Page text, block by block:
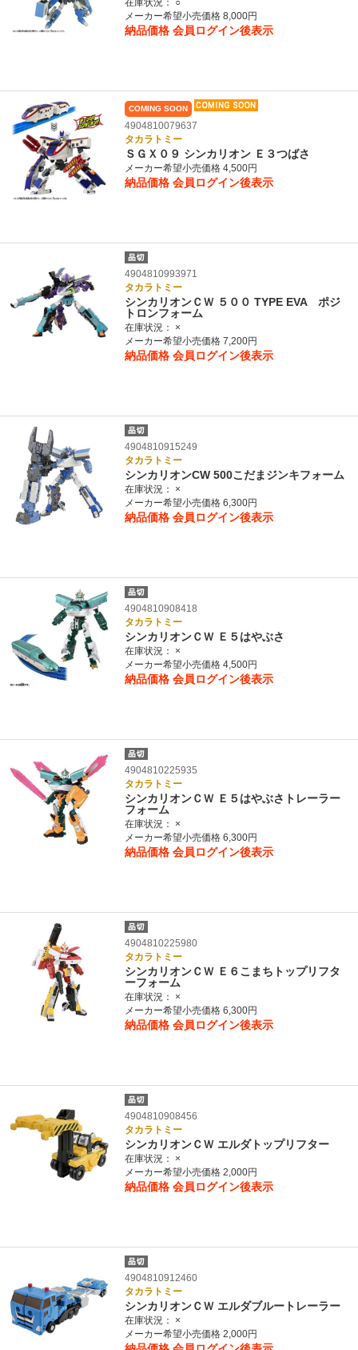
在庫状況：
○
メーカー希望小売価格 8,000円
納品価格 会員ログイン後表示
COMING SOON
4904810079637
タカラトミー
ＳＧＸ０９ シンカリオン Ｅ３つばさ
メーカー希望小売価格 4,500円
納品価格 会員ログイン後表示
4904810993971
タカラトミー
シンカリオンＣＷ ５００ TYPE EVA ポジ
トロンフォーム
在庫状況：
×
メーカー希望小売価格 7,200円
納品価格 会員ログイン後表示
4904810915249
タカラトミー
シンカリオンCW 500こだまジンキフォーム
在庫状況：
×
メーカー希望小売価格 6,300円
納品価格 会員ログイン後表示
4904810908418
タカラトミー
シンカリオンＣＷ Ｅ５はやぶさ
在庫状況：
×
メーカー希望小売価格 4,500円
納品価格 会員ログイン後表示
4904810225935
タカラトミー
シンカリオンＣＷ Ｅ５はやぶさトレーラー
フォーム
在庫状況：
×
メーカー希望小売価格 6,300円
納品価格 会員ログイン後表示
4904810225980
タカラトミー
シンカリオンＣＷ Ｅ６こまちトップリフタ
ーフォーム
在庫状況：
×
メーカー希望小売価格 6,300円
納品価格 会員ログイン後表示
4904810908456
タカラトミー
シンカリオンＣＷ エルダトップリフター
在庫状況：
×
メーカー希望小売価格 2,000円
納品価格 会員ログイン後表示
4904810912460
タカラトミー
シンカリオンＣＷ エルダブルートレーラー
在庫状況：
×
メーカー希望小売価格 2,000円